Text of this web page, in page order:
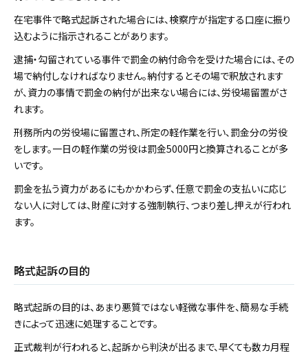
在宅事件で略式起訴された場合には、検察庁が指定する口座に振り
込むように指示されることがあります。
逮捕・勾留されている事件で罰金の納付命令を受けた場合には、その
場で納付しなければなりません。納付するとその場で釈放されます
が、資力の事情で罰金の納付が出来ない場合には、労役場留置がさ
れます。
刑務所内の労役場に留置され、所定の軽作業を行い、罰金分の労役
をします。一日の軽作業の労役は罰金5000円と換算されることが多
いです。
罰金を払う資力があるにもかかわらず、任意で罰金の支払いに応じ
ない人に対しては、財産に対する強制執行、つまり差し押えが行われ
ます。
略式起訴の目的
略式起訴の目的は、あまり悪質ではない軽微な事件を、簡易な手続
きによって迅速に処理することです。
正式裁判が行われると、起訴から判決が出るまで、早くても数カ月程